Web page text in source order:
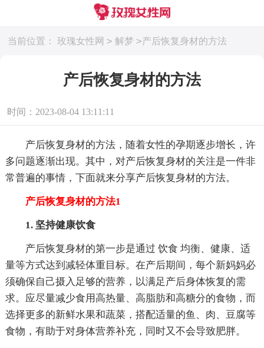
当前位置： 玫瑰女性网 > 解梦 >产后恢复身材的方法
产后恢复身材的方法
时间：2023-08-04 13:11:11
产后恢复身材的方法，随着女性的孕期逐步增长，许
多问题逐渐出现。其中，对产后恢复身材的关注是一件非
常普遍的事情，下面就来分享产后恢复身材的方法。
产后恢复身材的方法1
1. 坚持健康饮食
产后恢复身材的第一步是通过 饮食 均衡、健康、适
量等方式达到减轻体重目标。在产后期间，每个新妈妈必
须确保自己摄入足够的营养，以满足产后身体恢复的需
求。应尽量减少食用高热量、高脂肪和高糖分的食物，而
选择更多的新鲜水果和蔬菜，搭配适量的鱼、肉、豆腐等
食物，有助于对身体营养补充，同时又不会导致肥胖。